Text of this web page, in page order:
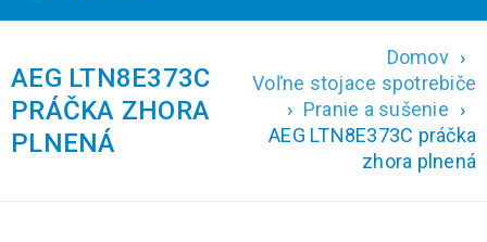
AEG LTN8E373C
PRÁČKA ZHORA
PLNENÁ
Domov ›
Voľne stojace spotrebiče
› Pranie a sušenie ›
AEG LTN8E373C práčka
zhora plnená